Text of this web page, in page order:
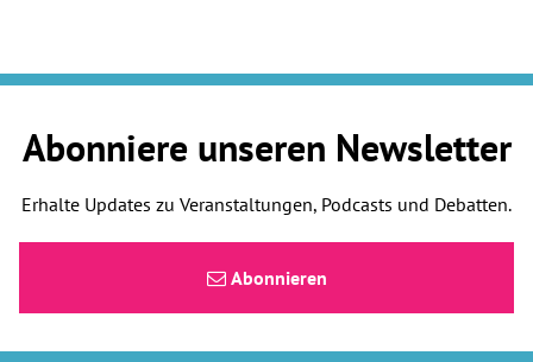
Abonniere unseren Newsletter
Erhalte Updates zu Veranstaltungen, Podcasts und Debatten.
Abonnieren